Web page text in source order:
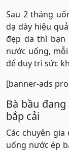
Sau 2 tháng
dạ dày hiệu
đẹp da thì bạn
nước uống,
để duy trì sức
[banner-ads
Bà bầu
bắp cải
Các chuyên
uống nước ép